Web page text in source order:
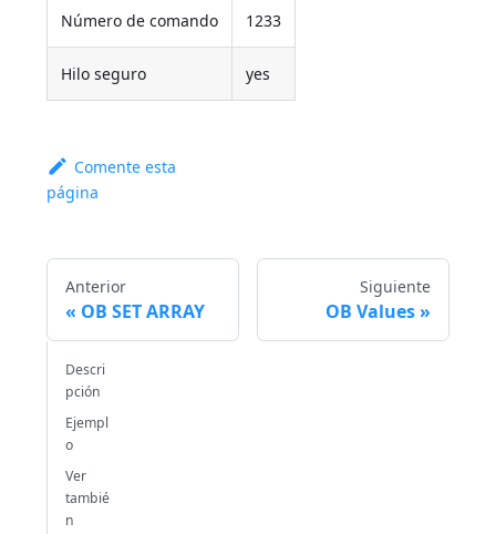
Número de comando 1233
Hilo seguro yes
Comente esta
página
Anterior
OB SET ARRAY
Siguiente
OB Values
Descri
pción
Ejempl
o
Ver
tambié
n